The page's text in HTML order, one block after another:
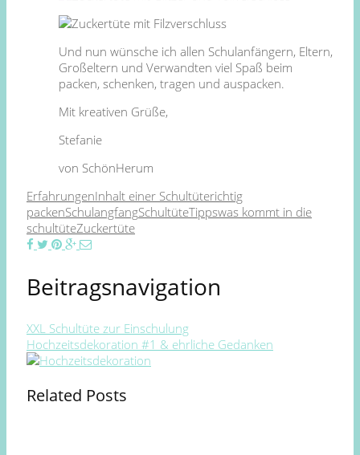
Und nun wünsche ich allen Schulanfängern, Eltern,
Großeltern und Verwandten viel Spaß beim
packen, schenken, tragen und auspacken.
Mit kreativen Grüße,
Stefanie
von SchönHerum
ErfahrungenInhalt einer Schultüterichtig
packenSchulangfangSchultüteTippswas kommt in die
schultüteZuckertüte
Beitragsnavigation
XXL Schultüte zur Einschulung
Hochzeitsdekoration #1 & ehrliche Gedanken
Related Posts